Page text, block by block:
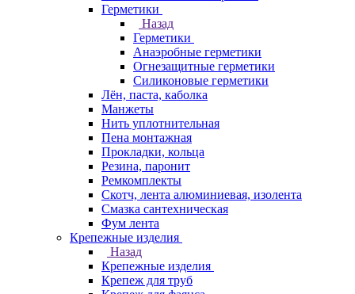
Герметики
Назад
Герметики
Анаэробные герметики
Огнезащитные герметики
Силиконовые герметики
Лён, паста, каболка
Манжеты
Нить уплотнительная
Пена монтажная
Прокладки, кольца
Резина, паронит
Ремкомплекты
Скотч, лента алюминиевая, изолента
Смазка сантехническая
Фум лента
Крепежные изделия
Назад
Крепежные изделия
Крепеж для труб